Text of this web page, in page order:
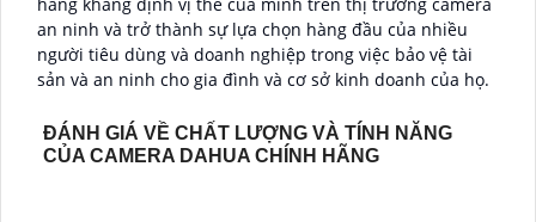
hãng khẳng định vị thế của mình trên thị trường camera
an ninh và trở thành sự lựa chọn hàng đầu của nhiều
người tiêu dùng và doanh nghiệp trong việc bảo vệ tài
sản và an ninh cho gia đình và cơ sở kinh doanh của họ.
ĐÁNH GIÁ VỀ CHẤT LƯỢNG VÀ TÍNH NĂNG
CỦA CAMERA DAHUA CHÍNH HÃNG